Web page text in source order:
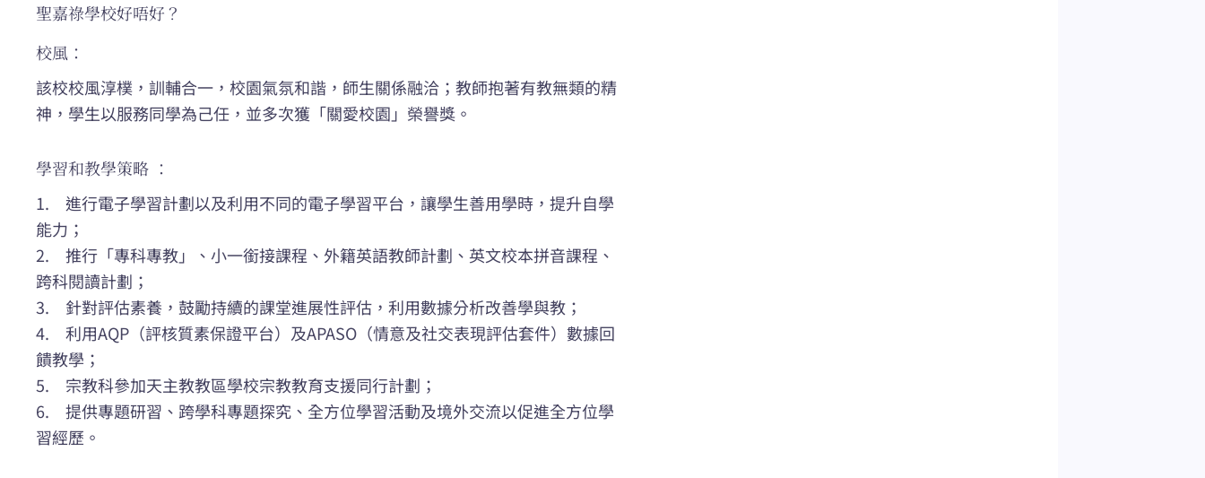
聖嘉祿學校好唔好？
校風：
該校校風淳樸，訓輔合一，校園氣氛和諧，師生關係融洽；教師抱著有教無類的精
神，學生以服務同學為己任，並多次獲「關愛校園」榮譽獎。
學習和教學策略 ：
1. 進行電子學習計劃以及利用不同的電子學習平台，讓學生善用學時，提升自學
能力；
2. 推行「專科專教」、小一銜接課程、外籍英語教師計劃、英文校本拼音課程、
跨科閱讀計劃；
3. 針對評估素養，鼓勵持續的課堂進展性評估，利用數據分析改善學與教；
4. 利用AQP（評核質素保證平台）及APASO（情意及社交表現評估套件）數據回
饋教學；
5. 宗教科參加天主教教區學校宗教教育支援同行計劃；
6. 提供專題研習、跨學科專題探究、全方位學習活動及境外交流以促進全方位學
習經歷。